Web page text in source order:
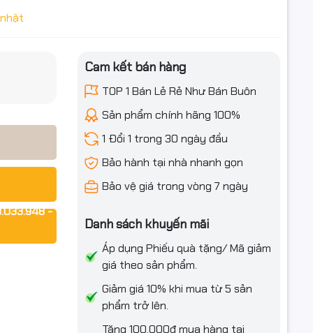
-
Cam kết bán hàng
TOP 1 Bán Lẻ Rẻ Như Bán Buôn
Sản phẩm chính hãng 100%
1 Đổi 1 trong 30 ngày đầu
Bảo hành tại nhà nhanh gọn
Bảo vệ giá trong vòng 7 ngày
Danh sách khuyến mãi
Áp dụng Phiếu quà tặng/ Mã giảm
giá theo sản phẩm.
Giảm giá 10% khi mua từ 5 sản
phẩm trở lên.
Tặng 100.000₫ mua hàng tại
M552 /
lượng
M553 /
phù
màu